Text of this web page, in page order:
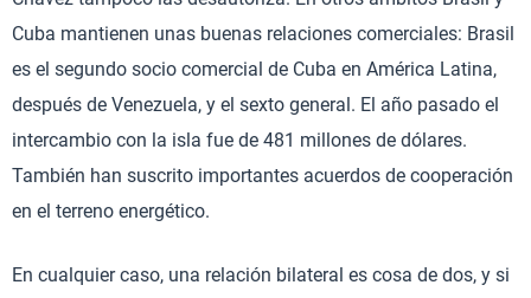
Cuba mantienen unas buenas relaciones comerciales: Brasil
es el segundo socio comercial de Cuba en América Latina,
después de Venezuela, y el sexto general. El año pasado el
intercambio con la isla fue de 481 millones de dólares.
También han suscrito importantes acuerdos de cooperación
en el terreno energético.
En cualquier caso, una relación bilateral es cosa de dos, y si